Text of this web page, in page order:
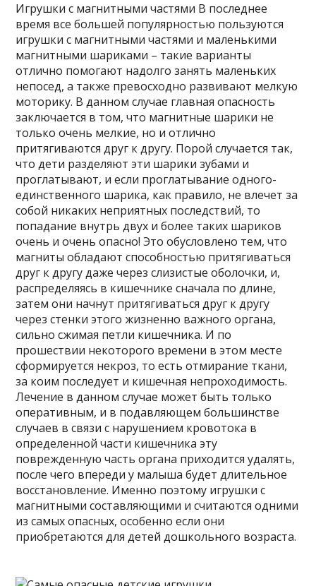
Игрушки с магнитными частями В последнее
время все большей популярностью пользуются
игрушки с магнитными частями и маленькими
магнитными шариками – такие варианты
отлично помогают надолго занять маленьких
непосед, а также превосходно развивают мелкую
моторику. В данном случае главная опасность
заключается в том, что магнитные шарики не
только очень мелкие, но и отлично
притягиваются друг к другу. Порой случается так,
что дети разделяют эти шарики зубами и
проглатывают, и если проглатывание одного-
единственного шарика, как правило, не влечет за
собой никаких неприятных последствий, то
попадание внутрь двух и более таких шариков
очень и очень опасно! Это обусловлено тем, что
магниты обладают способностью притягиваться
друг к другу даже через слизистые оболочки, и,
распределяясь в кишечнике сначала по длине,
затем они начнут притягиваться друг к другу
через стенки этого жизненно важного органа,
сильно сжимая петли кишечника. И по
прошествии некоторого времени в этом месте
сформируется некроз, то есть отмирание ткани,
за коим последует и кишечная непроходимость.
Лечение в данном случае может быть только
оперативным, и в подавляющем большинстве
случаев в связи с нарушением кровотока в
определенной части кишечника эту
поврежденную часть органа приходится удалять,
после чего впереди у малыша будет длительное
восстановление. Именно поэтому игрушки с
магнитными составляющими и считаются одними
из самых опасных, особенно если они
приобретаются для детей дошкольного возраста.